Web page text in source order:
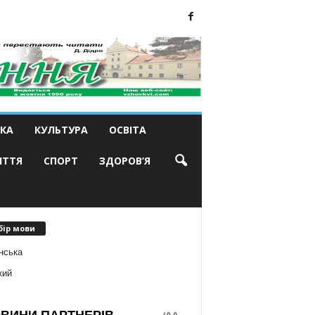
КУЛЬТУРА ОСВІТА
СПОРТ ЗДОРОВ’Я
мови